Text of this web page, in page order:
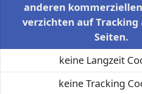
anderen
verzichten auf Tracking
Seiten.
keine Langzeit
keine Tracking